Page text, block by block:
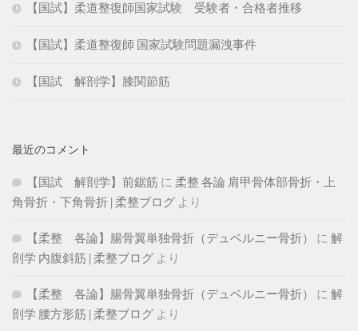
【国試】柔道整復師国家試験 受験者・合格者推移
【国試】柔道整復師 国家試験問題漏洩事件
【国試 解剖学】膝関節筋
最近のコメント
【国試 解剖学】前鋸筋 に 柔整 各論 肩甲骨体部骨折・上
角骨折・下角骨折 | 柔整ブログ より
【柔整 各論】腸骨翼単独骨折（デュベルニー骨折） に 解
剖学 内腹斜筋 | 柔整ブログ より
【柔整 各論】腸骨翼単独骨折（デュベルニー骨折） に 解
剖学 腰方形筋 | 柔整ブログ より